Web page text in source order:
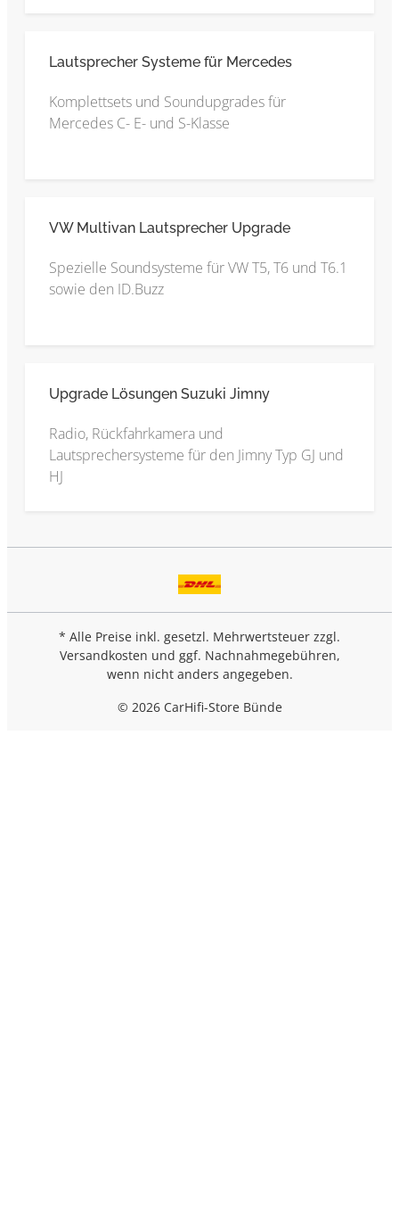
Lautsprecher Systeme für Mercedes
Komplettsets und Soundupgrades für
Mercedes C- E- und S-Klasse
VW Multivan Lautsprecher Upgrade
Spezielle Soundsysteme für VW T5, T6 und T6.1
sowie den ID.Buzz
Upgrade Lösungen Suzuki Jimny
Radio, Rückfahrkamera und
Lautsprechersysteme für den Jimny Typ GJ und
HJ
* Alle Preise inkl. gesetzl. Mehrwertsteuer zzgl.
Versandkosten und ggf. Nachnahmegebühren,
wenn nicht anders angegeben.
© 2026 CarHifi-Store Bünde